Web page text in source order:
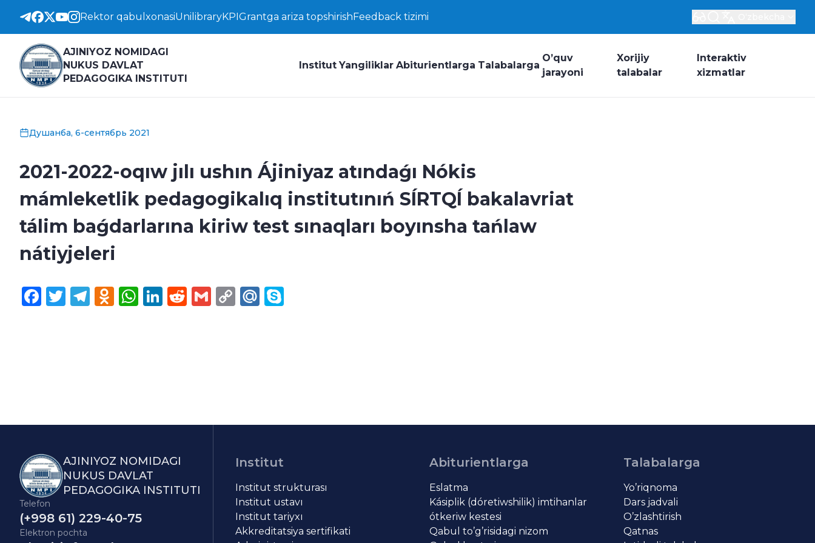
Rektor qabulxonasiUnilibraryKPIGrantga ariza topshirishFeedback tizimi
AJINIYOZ NOMIDAGI
NUKUS DAVLAT
PEDAGOGIKA INSTITUTI
Institut Yangiliklar Abiturientlarga Talabalarga
O’quv
jarayoni
Xorijiy
talabalar
Interaktiv
xizmatlar
Душанба, 6-сентябрь 2021
2021-2022-oqıw jılı ushın Ájiniyaz atındaǵı Nókis
mámleketlik pedagogikalıq institutınıń SÍRTQÍ bakalavriat
tálim baǵdarlarına kiriw test sınaqları boyınsha tańlaw
nátiyjeleri
Facebook
Twitter
Telegram
Odnoklassniki
WhatsApp
LinkedIn
Reddit
Gmail
CopyMail.Ru
AJINIYOZ NOMIDAGI
NUKUS DAVLAT
PEDAGOGIKA INSTITUTI
Telefon
(+998 61) 229-40-75
Elektron pochta
Institut
Institut strukturası
Institut ustavı
Institut tariyxı
Akkreditatsiya sertifikati
Abiturientlarga
Eslatma
Kásiplik (dóretiwshilik) imtihanlar
ótkeriw kestesi
Qabul to’g’risidagi nizom
Talabalarga
Yo’riqnoma
Dars jadvali
O’zlashtirish
Qatnas